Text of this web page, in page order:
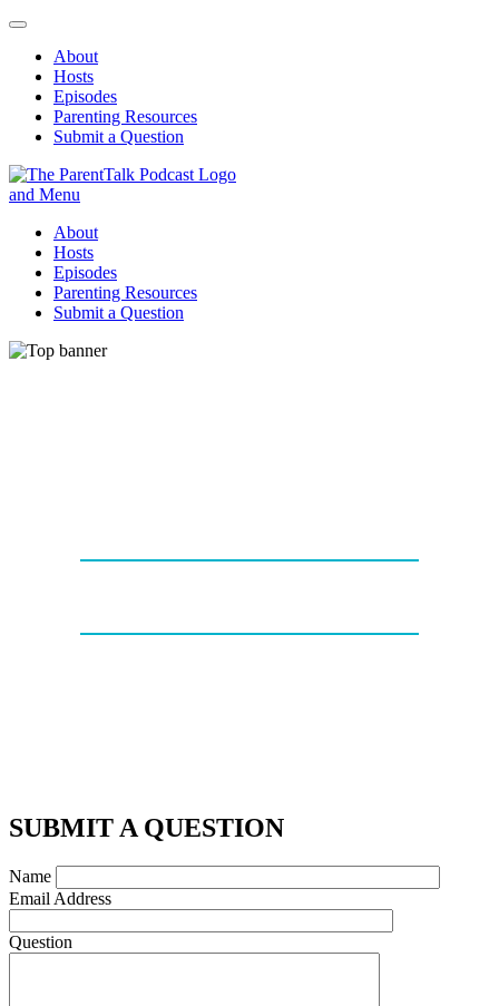
About
Hosts
Episodes
Parenting Resources
Submit a Question
ParentTalk
Managing the challenges of daily parenting.
About
Hosts
Episodes
Parenting Resources
Submit a Question
SUBMIT A QUESTION
Name
Email Address
Question